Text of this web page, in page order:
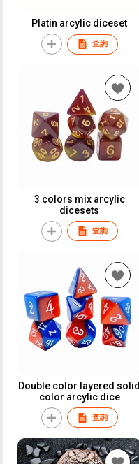
Platin arcylic diceset
查詢
3 colors mix arcylic
dicesets
查詢
Double color layered solid
color arcylic dice
查詢